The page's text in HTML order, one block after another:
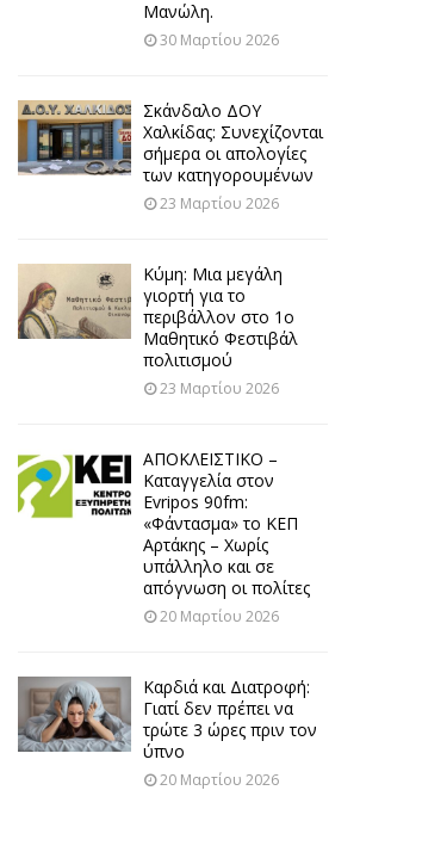
Μανώλη.
30 Μαρτίου 2026
Σκάνδαλο ΔΟΥ
Χαλκίδας: Συνεχίζονται
σήμερα οι απολογίες
των κατηγορουμένων
23 Μαρτίου 2026
Κύμη: Μια μεγάλη
γιορτή για το
περιβάλλον στο 1ο
Μαθητικό Φεστιβάλ
πολιτισμού
23 Μαρτίου 2026
ΑΠΟΚΛΕΙΣΤΙΚΟ –
Καταγγελία στον
Evripos 90fm:
«Φάντασμα» το ΚΕΠ
Αρτάκης – Χωρίς
υπάλληλο και σε
απόγνωση οι πολίτες
20 Μαρτίου 2026
Καρδιά και Διατροφή:
Γιατί δεν πρέπει να
τρώτε 3 ώρες πριν τον
ύπνο
20 Μαρτίου 2026